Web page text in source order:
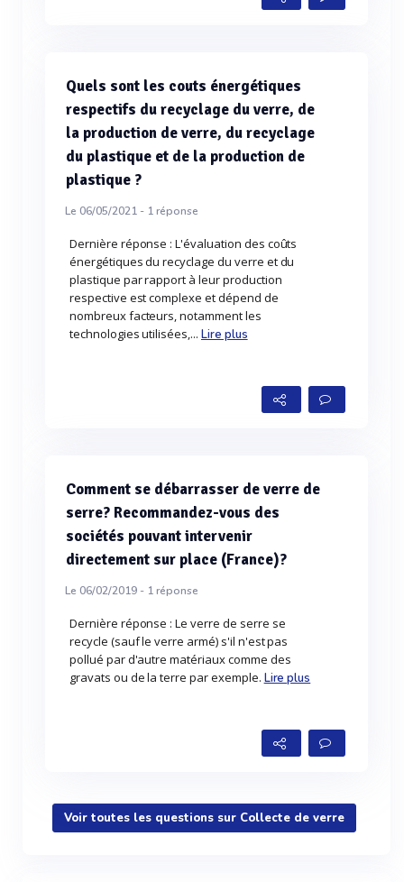
Quels sont les couts énergétiques
respectifs du recyclage du verre, de
la production de verre, du recyclage
du plastique et de la production de
plastique ?
Le 06/05/2021 - 1réponse
Dernière réponse : L'évaluation des coûts
énergétiques du recyclage du verre et du
plastique par rapport à leur production
respective est complexe et dépend de
nombreux facteurs, notamment les
technologies utilisées,... Lire plus
Comment se débarrasser de verre de
serre? Recommandez-vous des
sociétés pouvant intervenir
directement sur place (France)?
Le 06/02/2019 - 1réponse
Dernière réponse : Le verre de serre se
recycle (sauf le verre armé) s'il n'est pas
pollué par d'autre matériaux comme des
gravats ou de la terre par exemple. Lire plus
Voir toutes les questions sur Collecte de verre